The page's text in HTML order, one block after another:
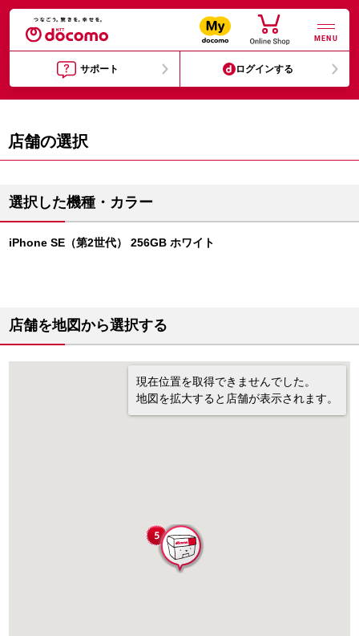
MENU
サポート ログインする
店舗の選択
選択した機種・カラー
iPhone SE（第2世代） 256GB ホワイト
店舗を地図から選択する
現在位置を取得できませんでした。
地図を拡大すると店舗が表示されます。